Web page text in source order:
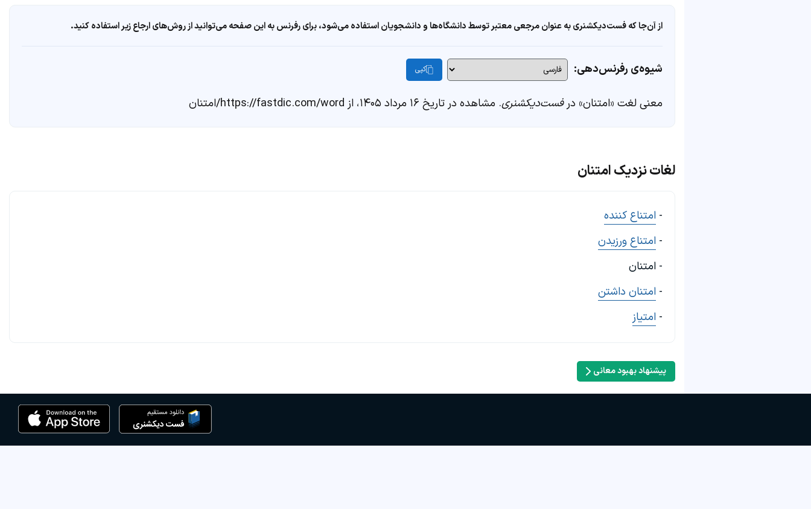
از آن‌جا که فست‌دیکشنری به عنوان مرجعی معتبر توسط دانشگاه‌ها و دانشجویان استفاده می‌شود، برای رفرنس به این صفحه می‌توانید از روش‌های ارجاع زیر استفاده کنید.
شیوه‌ی رفرنس‌دهی: کپی
معنی لغت «امتنان» درفست‌دیکشنری. مشاهده در تاریخ ۱۶ مرداد ۱۴۰۵، از https://fastdic.com/word/امتنان
لغات نزدیک امتنان
- امتناع کننده
- امتناع ورزیدن
- امتنان
- امتنان داشتن
- امتیاز
پیشنهاد بهبود معانی